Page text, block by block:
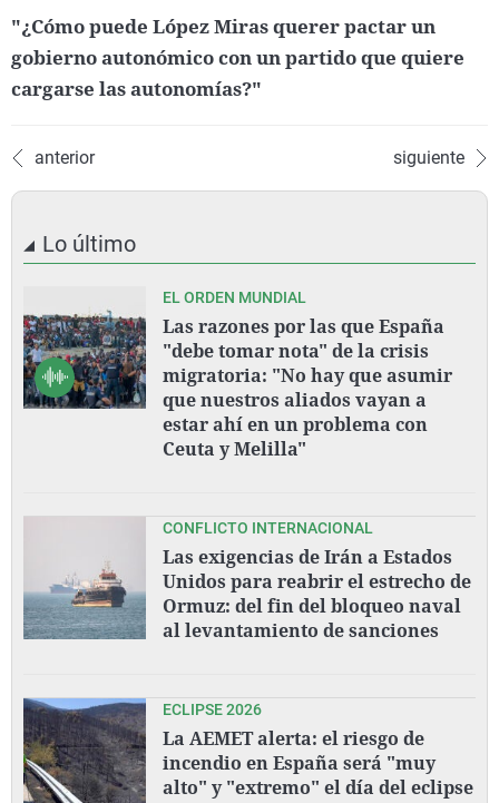
"¿Cómo puede López Miras querer pactar un
gobierno autonómico con un partido que quiere
cargarse las autonomías?"
anterior siguiente
Lo último
EL ORDEN MUNDIAL
Las razones por las que España
"debe tomar nota" de la crisis
migratoria: "No hay que asumir
que nuestros aliados vayan a
estar ahí en un problema con
Ceuta y Melilla"
CONFLICTO INTERNACIONAL
Las exigencias de Irán a Estados
Unidos para reabrir el estrecho de
Ormuz: del fin del bloqueo naval
al levantamiento de sanciones
ECLIPSE 2026
La AEMET alerta: el riesgo de
incendio en España será "muy
alto" y "extremo" el día del eclipse